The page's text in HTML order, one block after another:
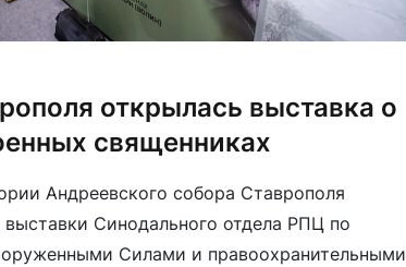
открылась выставка о
священниках
Андреевского собора Ставрополя
Синодального отдела РПЦ по
Силами и правоохранительными